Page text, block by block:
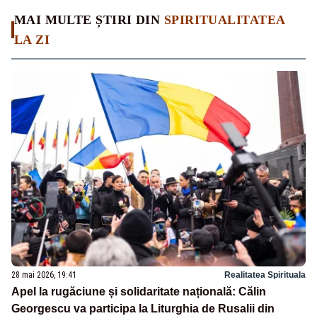
MAI MULTE ȘTIRI DIN SPIRITUALITATEA
LA ZI
28 mai 2026, 19:41 Realitatea Spirituala
Apel la rugăciune și solidaritate națională: Călin
Georgescu va participa la Liturghia de Rusalii din